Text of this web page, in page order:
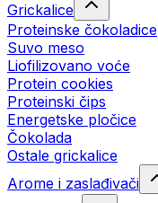
Grickalice
Proteinske čokoladice
Suvo meso
Liofilizovano voće
Protein cookies
Proteinski čips
Energetske pločice
Čokolada
Ostale grickalice
Arome i zaslađivači